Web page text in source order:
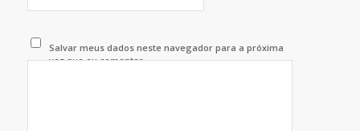
Salvar meus dados neste navegador para a próxima
vez que eu comentar.